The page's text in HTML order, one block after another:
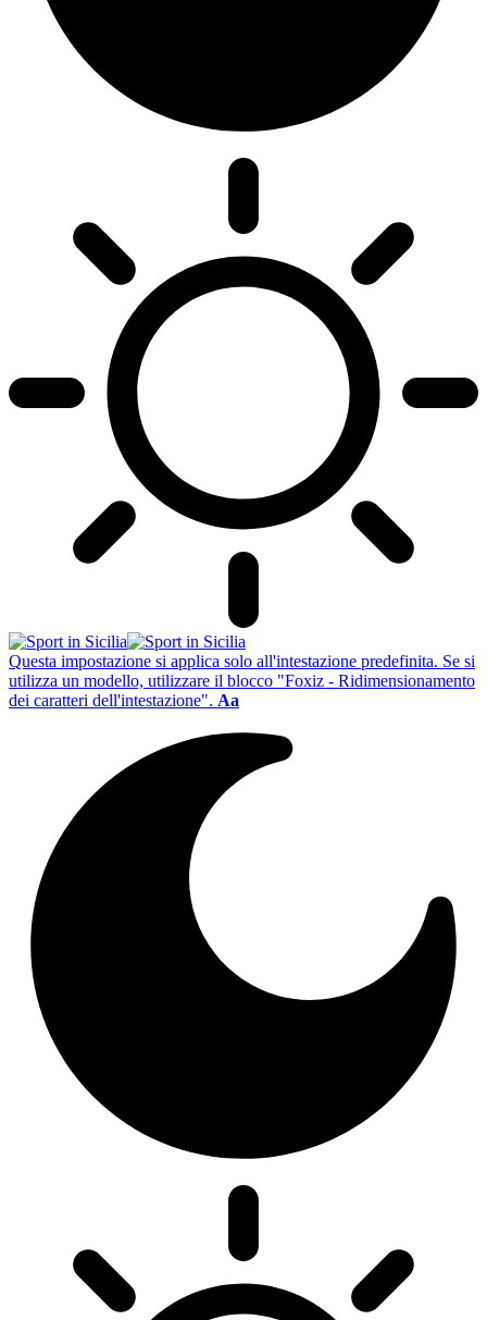
Questa impostazione si applica solo all'intestazione predefinita. Se si
utilizza un modello, utilizzare il blocco "Foxiz - Ridimensionamento
dei caratteri dell'intestazione". Aa